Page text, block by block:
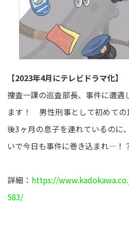
【2023年4月にテレビドラマ化】
捜査一課の巡査部長、事件に遭遇
ます！ 男性刑事として初めての
後3ヶ月の息子を連れているのに
いで今日も事件に巻き込まれ―！
詳細： https://
583/